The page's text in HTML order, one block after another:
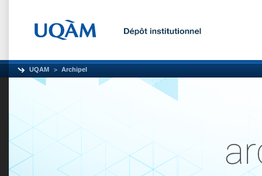
UQAM Archipel